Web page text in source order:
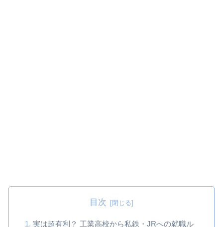
目次
実は超有利？ 工業高校から私鉄・JRへの就職ル